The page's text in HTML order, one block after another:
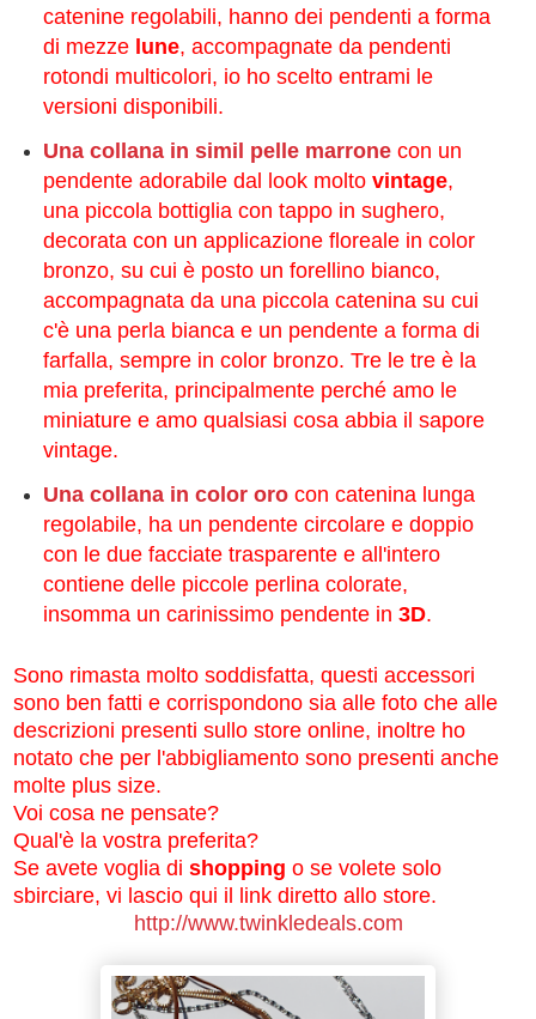
catenine regolabili, hanno dei pendenti a forma
di mezze lune, accompagnate da pendenti
rotondi multicolori, io ho scelto entrami le
versioni disponibili.
Una collana in simil pelle marronecon un
pendente adorabile dal look moltovintage,
una piccola bottiglia con tappo in sughero,
decorata con un applicazione floreale in color
bronzo, su cui è posto un forellino bianco,
accompagnata da una piccola catenina su cui
c'è una perla bianca e un pendente a forma di
farfalla, sempre in color bronzo. Tre le tre è la
mia preferita, principalmente perché amo le
miniature e amo qualsiasi cosa abbia il sapore
vintage.
Una collana in color oro con catenina lunga
regolabile, ha un pendente circolare e doppio
con le due facciate trasparente e all'intero
contiene delle piccole perlina colorate,
insomma un carinissimo pendente in 3D.
Sono rimasta molto soddisfatta, questi accessori
sono ben fatti e corrispondono sia alle foto che alle
descrizioni presenti sullo store online, inoltre ho
notato che per l'abbigliamento sono presenti anche
molte plus size.
Voi cosa ne pensate?
Qual'è la vostra preferita?
Se avete voglia di shopping o se volete solo
sbirciare, vi lascio qui il link diretto allo store.
http://www.twinkledeals.com